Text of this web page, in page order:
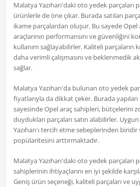
Malatya Yazıhan'daki oto yedek parçaları
ürünlerle de öne çıkar. Burada satılan
ikame parçalardan oluşur. Bu sayede Opel
araçlarının performansını ve güvenliğini
kullanım sağlayabilirler. Kaliteli parçaların
daha verimli çalışmasını ve beklenmedik
sağlar.
Malatya Yazıhan'da bulunan oto yedek
fiyatlarıyla da dikkat çeker. Burada
sayesinde Opel araç sahipleri, bütçelerini
duydukları parçaları satın alabilirler.
Yazıhan'ı tercih etme sebeplerinden
popülaritesini arttırmaktadır.
Malatya Yazıhan'daki oto yedek parçaları
sahiplerinin ihtiyaçlarını en iyi şekilde
Geniş ürün seçeneği, kaliteli parçaları ve